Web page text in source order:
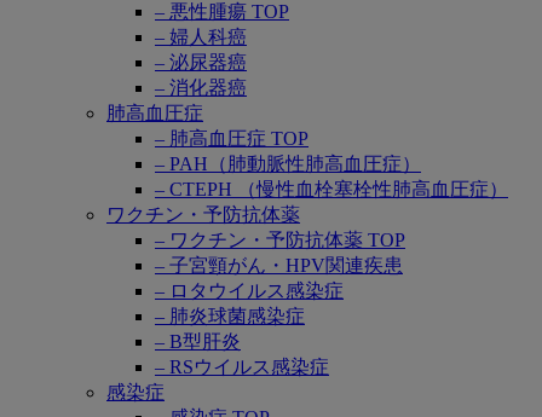
– 悪性腫瘍 TOP
– 婦人科癌
– 泌尿器癌
– 消化器癌
肺高血圧症
– 肺高血圧症 TOP
– PAH（肺動脈性肺高血圧症）
– CTEPH （慢性血栓塞栓性肺高血圧症）
ワクチン・予防抗体薬
– ワクチン・予防抗体薬 TOP
– 子宮頸がん・HPV関連疾患
– ロタウイルス感染症
– 肺炎球菌感染症
– B型肝炎
– RSウイルス感染症
感染症